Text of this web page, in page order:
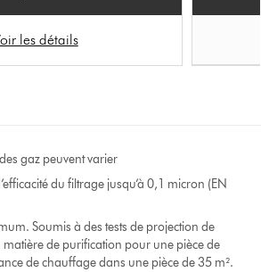
les détails
gaz peuvent varier
du filtrage jusqu’à 0,1 micron (EN
Soumis à des tests de projection de
matière de purification pour une pièce de
de chauffage dans une pièce de 35 m².